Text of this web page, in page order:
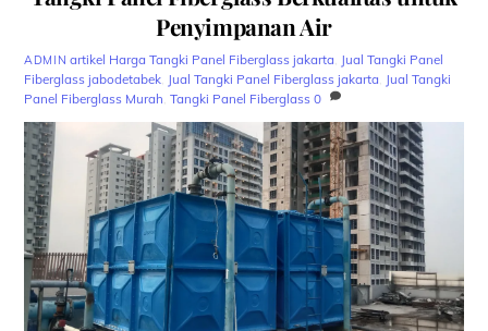
Penyimpanan Air
ADMIN artikel Harga Tangki Panel Fiberglass jakarta, Jual Tangki Panel
Fiberglass jabodetabek, Jual Tangki Panel Fiberglass jakarta, Jual Tangki
Panel Fiberglass Murah,Tangki Panel Fiberglass 0